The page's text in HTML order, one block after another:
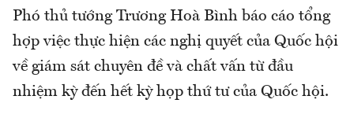
Phó thủ tướng Trương Hoà Bình báo cáo tổng
hợp việc thực hiện các nghị quyết của Quốc hội
về giám sát chuyên đề và chất vấn từ đầu
nhiệm kỳ đến hết kỳ họp thứ tư của Quốc hội.